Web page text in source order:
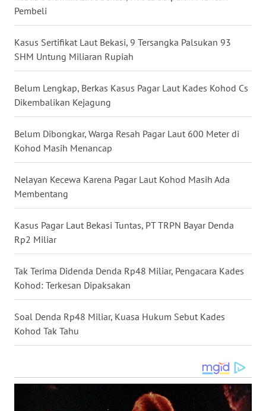
Pembeli
Kasus Sertifikat Laut Bekasi, 9 Tersangka Palsukan 93
SHM Untung Miliaran Rupiah
Belum Lengkap, Berkas Kasus Pagar Laut Kades Kohod Cs
Dikembalikan Kejagung
Belum Dibongkar, Warga Resah Pagar Laut 600 Meter di
Kohod Masih Menancap
Nelayan Kecewa Karena Pagar Laut Kohod Masih Ada
Membentang
Kasus Pagar Laut Bekasi Tuntas, PT TRPN Bayar Denda
Rp2 Miliar
Tak Terima Didenda Denda Rp48 Miliar, Pengacara Kades
Kohod: Terkesan Dipaksakan
Soal Denda Rp48 Miliar, Kuasa Hukum Sebut Kades
Kohod Tak Tahu
WN
TAPANULI
WN DELI
SERDANG
WN
TEBING
TINGGI
WN
PAKPAK
WN
WN
WN